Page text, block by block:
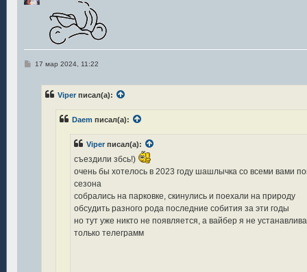
С17 мар 2024, 11:22
Viper писал(а):
Daem писал(а):
Viper писал(а):
съездили збсь!)
очень бы хотелось в 2023 году шашлычка со всеми вами
сезона
собрались на парковке, скинулись и поехали на природу
обсудить разного рода последние собития за эти годы
но тут уже никто не появляется, а вайбер я не
только телеграмм